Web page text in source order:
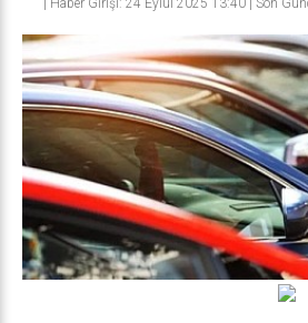
Haber Girişi: 24 Eylül 2025 13:40 | Son